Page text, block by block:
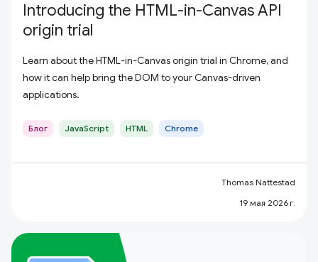
Introducing the HTML-in-Canvas API
origin trial
Learn about the HTML-in-Canvas origin trial in Chrome, and
how it can help bring the DOM to your Canvas-driven
applications.
Блог JavaScript HTML Chrome
Thomas Nattestad
19 мая 2026 г.